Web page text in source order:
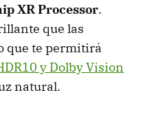
XR Processor.
que las
que te permitirá
y Dolby Vision
natural.